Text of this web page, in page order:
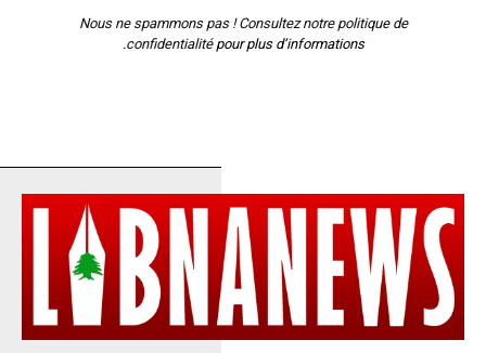
Nous ne spammons pas ! Consultez notre politique de
confidentialitépour plus d’informations.